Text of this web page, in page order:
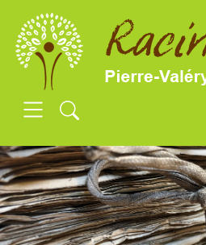
SKIP TO MAIN CONTENT